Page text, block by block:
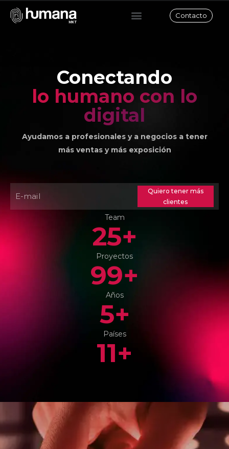
Contacto
Conectando
lo humano con lo
digital
Ayudamos a profesionales y a negocios a tener
más ventas y más exposición
Quiero tener más
clientes
Team
25+
Proyectos
99+
Años
5+
Países
11+